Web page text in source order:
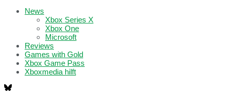
News
Xbox Series X
Xbox One
Microsoft
Reviews
Games with Gold
Xbox Game Pass
Xboxmedia hilft